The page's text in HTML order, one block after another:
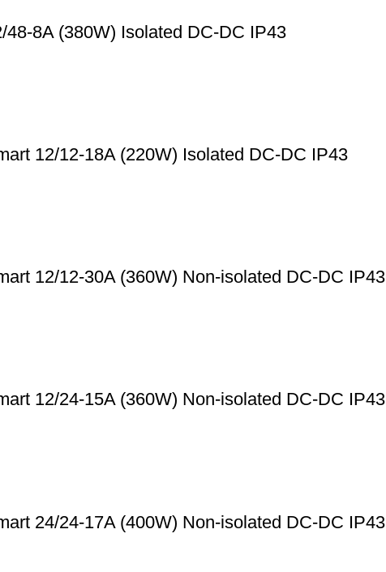
8A (380W) Isolated DC-DC IP43
12/12-18A (220W) Isolated DC-DC IP43
12/12-30A (360W) Non-isolated DC-DC IP43
12/24-15A (360W) Non-isolated DC-DC IP43
24/24-17A (400W) Non-isolated DC-DC IP43